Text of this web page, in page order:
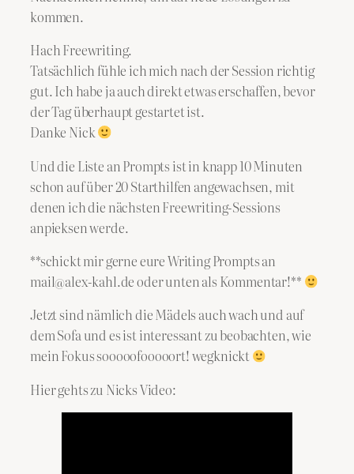
kommen.
Hach Freewriting.
Tatsächlich fühle ich mich nach der Session richtig
gut. Ich habe ja auch direkt etwas erschaffen, bevor
der Tag überhaupt gestartet ist.
Danke Nick
Und die Liste an Prompts ist in knapp 10 Minuten
schon auf über 20 Starthilfen angewachsen, mit
denen ich die nächsten Freewriting-Sessions
anpieksen werde.
**schickt mir gerne eure Writing Prompts an
mail@alex-kahl.de oder unten als Kommentar!**
Jetzt sind nämlich die Mädels auch wach und auf
dem Sofa und es ist interessant zu beobachten, wie
mein Fokus sooooofooooort! wegknickt
Hier gehts zu Nicks Video: